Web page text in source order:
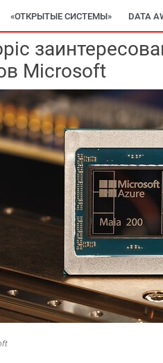
«ОТКРЫТЫЕ СИСТЕМЫ» DATA
Microsoft